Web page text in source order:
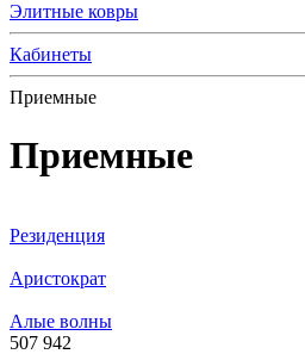
Элитные ковры
Кабинеты
Приемные
Приемные
Резиденция
Аристократ
Алые волны
507 942